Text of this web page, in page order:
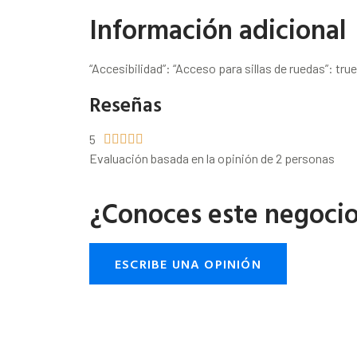
Información adicional
“Accesibilidad”: “Acceso para sillas de ruedas”:
Reseñas
5     
Evaluación basada en la opinión de 2 personas
¿Conoces este
ESCRIBE UNA OPINIÓN